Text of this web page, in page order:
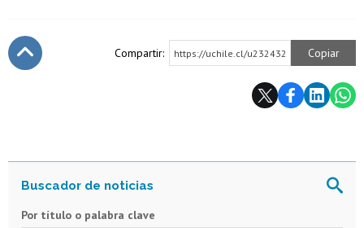
Compartir: https://uchile.cl/u232432 Copiar
Por título o palabra clave